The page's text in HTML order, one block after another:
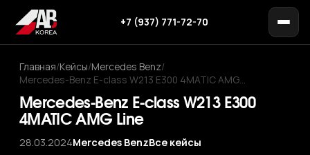
+7 (937) 771-72-70
Главная/Кейсы/Mercedes Benz/
Mercedes-Benz E-class W213 E300 4MATIC AMG…
Mercedes-Benz E-class W213 E300
4MATIC AMG Line
28.03.2024Mercedes BenzВсе кейсы